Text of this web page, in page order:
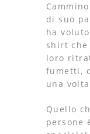
di suo
ha
shirt
loro
fumetti,
una
Quello
persone